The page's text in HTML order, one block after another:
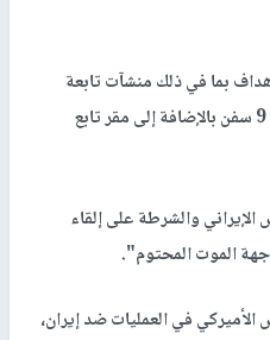
بما في ذلك منشآت تابعة
للحرس الثوري وأنظمة دفاع جوي و 9 سفن بالإضافة إلى مقر تابع
والشرطة على إلقاء
الموت المحتوم".
جنود الجيش الأميركي في العمليات ضد إيران،